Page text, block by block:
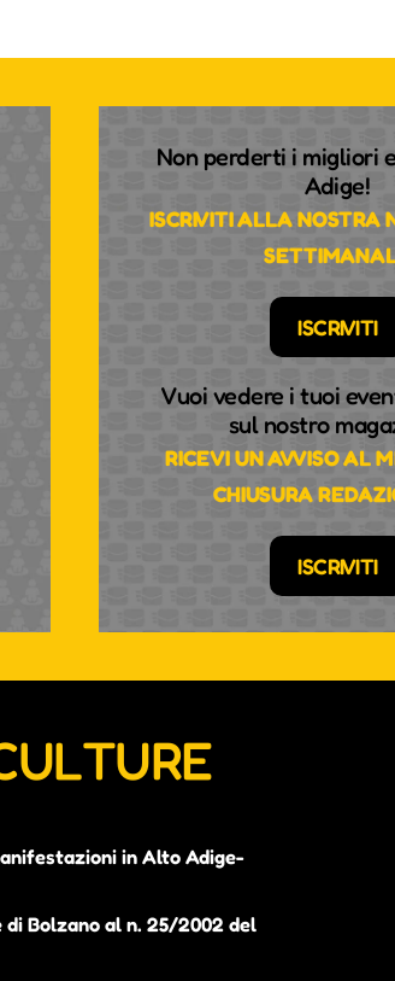
Non perderti i migliori
Adige!
ISCRIVITI ALLA NOSTRA
ISCRIVITI
Vuoi vedere i tuoi
sul nostro
RICEVI UN AVVISO AL
CHIUSURA
ISCRIVITI
in Alto Adige-
Bolzano al n. 25/2002 del